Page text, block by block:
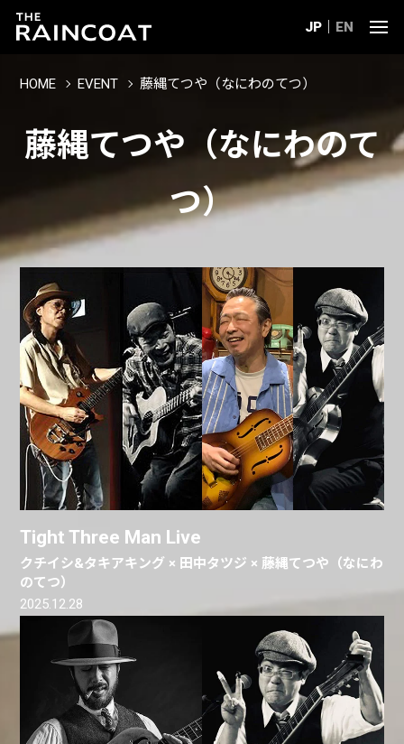
JP EN
HOME EVENT 藤縄てつや（なにわのてつ）
藤縄てつや（なにわのて
つ）
Tight Three Man Live
クチイシ&タキアキング × 田中タツジ × 藤縄てつや（なにわ
のてつ）
2025.12.28